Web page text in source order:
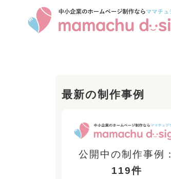
最新の制作事例
公開中の制作事例：
119件